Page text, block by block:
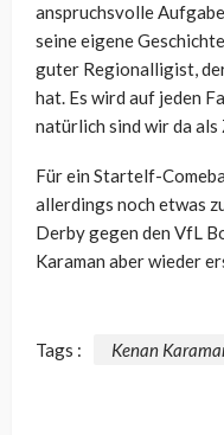
anspruchsvolle
seine eigene
guter Regionalligist,
hat. Es wird auf jeden
natürlich sind wir da
Für ein Startelf-
allerdings noch etwas
Derby gegen den VfL
Karaman aber wieder
Tags : Kenan